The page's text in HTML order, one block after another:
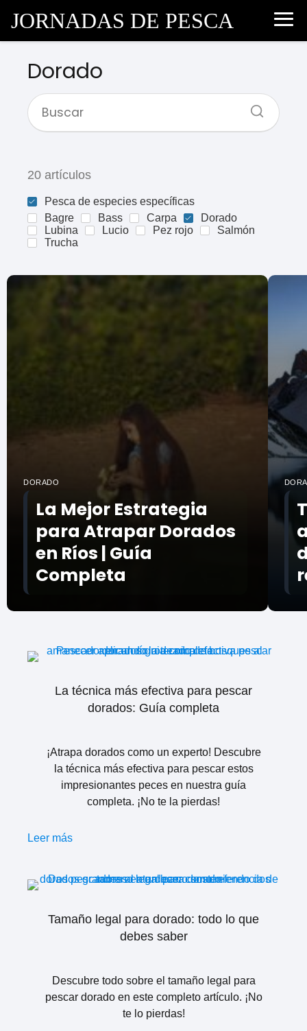
JORNADAS DE PESCA
Dorado
20 artículos
Pesca de especies específicas
Bagre
Bass Carpa
Dorado
Lubina
Lucio Pez rojo
Salmón
Trucha
DORADO
La Mejor Estrategia
para Atrapar Dorados
en Ríos | Guía
Completa
La técnica más efectiva para pescar
dorados: Guía completa
¡Atrapa dorados como un experto! Descubre
la técnica más efectiva para pescar estos
impresionantes peces en nuestra guía
completa. ¡No te la pierdas!
Leer más
Tamaño legal para dorado: todo lo que
debes saber
Descubre todo sobre el tamaño legal para
pescar dorado en este completo artículo. ¡No
te lo pierdas!